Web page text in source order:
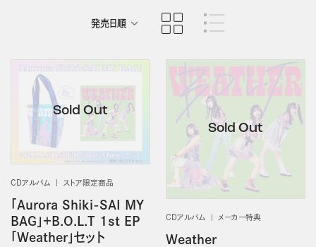
発売日順
CDアルバム ストア限定商品
「Aurora Shiki-SAI MY
BAG」＋B.O.L.T 1st EP
「Weather」セット
CDアルバム メーカー特典
Weather